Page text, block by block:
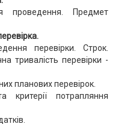
Предмет
перевірки. Строк.
тривалість перевірки -
планових перевірок.
потрапляння